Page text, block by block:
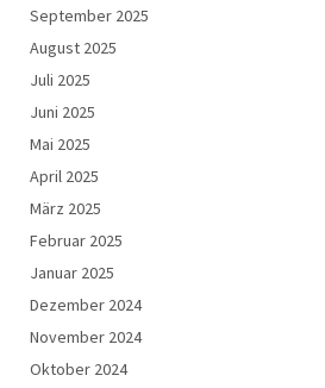
September 2025
August 2025
Juli 2025
Juni 2025
Mai 2025
April 2025
März 2025
Februar 2025
Januar 2025
Dezember 2024
November 2024
Oktober 2024